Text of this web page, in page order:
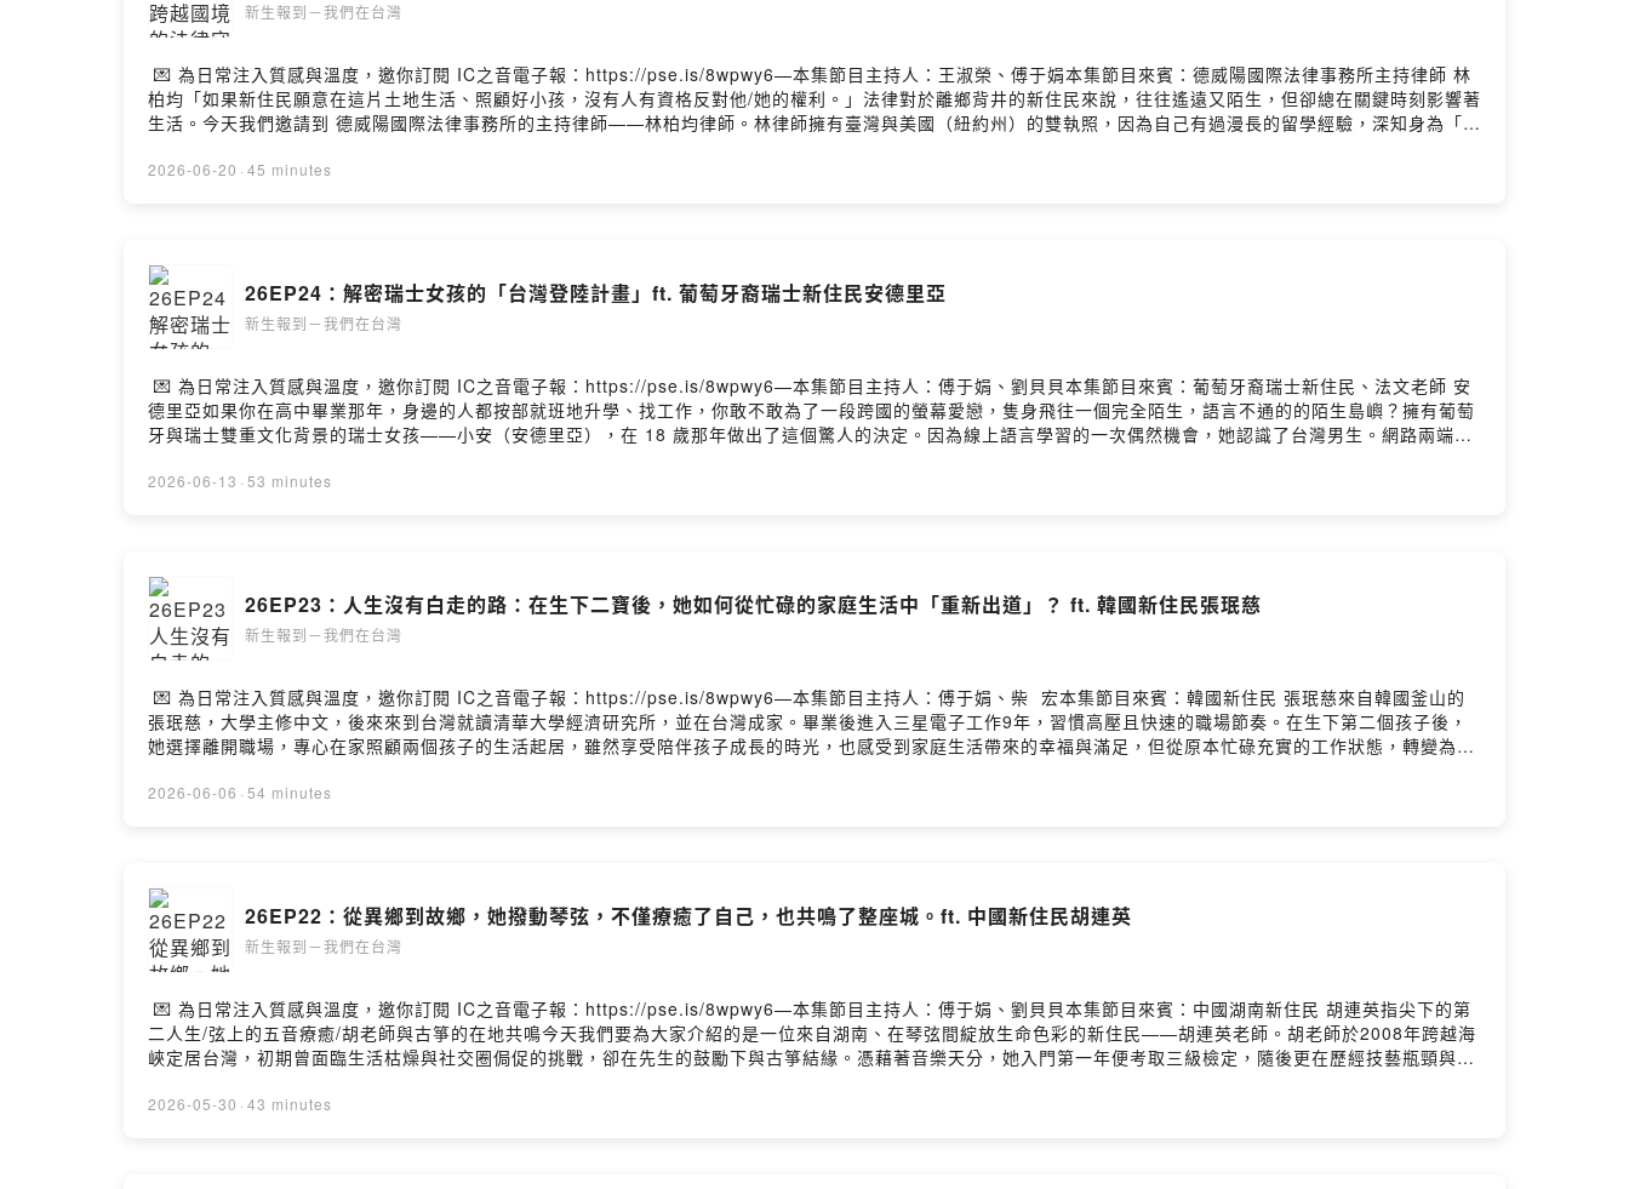
新生報到－我們在台灣
💌 為日常注入質感與溫度，邀你訂閱 IC之音電子報：https://pse.is/8wpwy6—本集節目主持人：王淑榮、傅于娟本集節目來賓：德威陽國際法律事務所主持律師 林
柏均「如果新住民願意在這片土地生活、照顧好小孩，沒有人有資格反對他/她的權利。」法律對於離鄉背井的新住民來說，往往遙遠又陌生，但卻總在關鍵時刻影響著
生活。今天我們邀請到 德威陽國際法律事務所的主持律師——林柏均律師。林律師擁有臺灣與美國（紐約州）的雙執照，因為自己有過漫長的留學經驗，深知身為「外
耕新住民領域的豐富經驗，帶大家拆解那些隱藏在生活中的法律盲點：📌 本集精彩看點：⚠️ 文化差異誤區：新住民最常因為哪些觀念不同，而不小心誤觸法網？🛑 詐
為優先。林律師習慣用最溫暖的法律語言，幫新住民朋友們說出他們心底最真實的訴求。🔗 更多新住民生活法律資訊（家事・勞資・刑事・民事・企業・跨境）： 歡
迎至德威陽國際法律事務所官網查詢：https://weiandyang.com—與我們分享你的心得 ➡️ https://www.surveycake.com/s/7qxgB ⬅️ 還有機會抽到小禮物唷🎁也別
忘了按讚《新生報到-我們在台灣》臉書粉專，聽見更多精彩故事👏💌在地人物與文化交融的動人故事，都在 IC之音電子報：https://pse.is/newcomedm—企劃 | 傅
于娟腳本 | 傅于娟錄音 | 王淑榮剪輯 | 傅于娟
2026-06-20 · 45 minutes
26EP24：解密瑞士女孩的「台灣登陸計畫」ft. 葡萄牙裔瑞士新住民安德里亞
新生報到－我們在台灣
💌 為日常注入質感與溫度，邀你訂閱 IC之音電子報：https://pse.is/8wpwy6—本集節目主持人：傅于娟、劉貝貝本集節目來賓：葡萄牙裔瑞士新住民、法文老師 安
德里亞如果你在高中畢業那年，身邊的人都按部就班地升學、找工作，你敢不敢為了一段跨國的螢幕愛戀，隻身飛往一個完全陌生，語言不通的的陌生島嶼？擁有葡萄
牙與瑞士雙重文化背景的瑞士女孩——小安（安德里亞），在 18 歲那年做出了這個驚人的決定。因為線上語言學習的一次偶然機會，她認識了台灣男生。網路兩端連
會產生了什麼火花？從落地台灣時一句中文都不會，到在台灣唸大學、結婚又升格當媽媽，小安走過了一段宛如電影情節般的浪漫旅程。這一路走來，不只有愛情的甜
娟剪輯 | 傅于娟
2026-06-13 · 53 minutes
26EP23：人生沒有白走的路：在生下二寶後，她如何從忙碌的家庭生活中「重新出道」？ ft. 韓國新住民張珉慈
新生報到－我們在台灣
💌 為日常注入質感與溫度，邀你訂閱 IC之音電子報：https://pse.is/8wpwy6—本集節目主持人：傅于娟、柴 宏本集節目來賓：韓國新住民 張珉慈來自韓國釜山的
張珉慈，大學主修中文，後來來到台灣就讀清華大學經濟研究所，並在台灣成家。畢業後進入三星電子工作9年，習慣高壓且快速的職場節奏。在生下第二個孩子後，
她選擇離開職場，專心在家照顧兩個孩子的生活起居，雖然享受陪伴孩子成長的時光，也感受到家庭生活帶來的幸福與滿足，但從原本忙碌充實的工作狀態，轉變為以
與價值，她曾經歷一段迷惘的時期。後來透過學習、翻譯工作、重返校園，再到投入韓文教學，她一步步找回自己的價值與人生方向。除了擁有韓國與台灣兩地的生活
👏💌在地人物與文化交融的動人故事，都在 IC之音電子報：https://pse.is/newcomedm—企劃 | 柴 宏腳本 | 柴 宏錄音 | 傅于娟剪輯 | 傅于娟
2026-06-06 · 54 minutes
26EP22：從異鄉到故鄉，她撥動琴弦，不僅療癒了自己，也共鳴了整座城。ft. 中國新住民胡連英
新生報到－我們在台灣
💌 為日常注入質感與溫度，邀你訂閱 IC之音電子報：https://pse.is/8wpwy6—本集節目主持人：傅于娟、劉貝貝本集節目來賓：中國湖南新住民 胡連英指尖下的第
二人生/弦上的五音療癒/胡老師與古箏的在地共鳴今天我們要為大家介紹的是一位來自湖南、在琴弦間綻放生命色彩的新住民——胡連英老師。胡老師於2008年跨越海
峽定居台灣，初期曾面臨生活枯燥與社交圈侷促的挑戰，卻在先生的鼓勵下與古箏結緣。憑藉著音樂天分，她入門第一年便考取三級檢定，隨後更在歷經技藝瓶頸與自
創辦了自己的教室-英韻古箏教室。如今，胡老師不僅是一位專業的古箏講師，更持有街頭藝人證照，帶領由學生組成的樂團投入公益演出，將美妙的音韻傳遞至安養
2026-05-30 · 43 minutes